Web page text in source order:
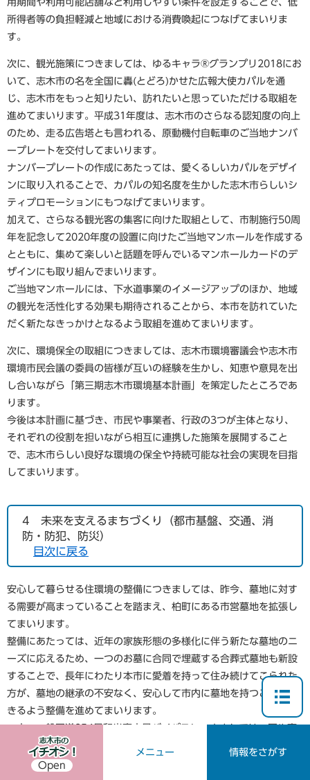
Open
メニュー 情報をさがす
所得者等の負担軽減と地域における消費喚起につなげてまいりま
す。
次に、観光施策につきましては、ゆるキャラ®グランプリ2018にお
いて、志木市の名を全国に轟(とどろ)かせた広報大使カパルを通
じ、志木市をもっと知りたい、訪れたいと思っていただける取組を
進めてまいります。平成31年度は、志木市のさらなる認知度の向上
のため、走る広告塔とも言われる、原動機付自転車のご当地ナンバ
ープレートを交付してまいります。
ナンバープレートの作成にあたっては、愛くるしいカパルをデザイ
ンに取り入れることで、カパルの知名度を生かした志木市らしいシ
ティプロモーションにもつなげてまいります。
加えて、さらなる観光客の集客に向けた取組として、市制施行50周
年を記念して2020年度の設置に向けたご当地マンホールを作成する
とともに、集めて楽しいと話題を呼んでいるマンホールカードのデ
ザインにも取り組んでまいります。
ご当地マンホールには、下水道事業のイメージアップのほか、地域
の観光を活性化する効果も期待されることから、本市を訪れていた
だく新たなきっかけとなるよう取組を進めてまいります。
次に、環境保全の取組につきましては、志木市環境審議会や志木市
環境市民会議の委員の皆様が互いの経験を生かし、知恵や意見を出
し合いながら「第三期志木市環境基本計画」を策定したところであ
ります。
今後は本計画に基づき、市民や事業者、行政の3つが主体となり、
それぞれの役割を担いながら相互に連携した施策を展開すること
で、志木市らしい良好な環境の保全や持続可能な社会の実現を目指
してまいります。
4 未来を支えるまちづくり（都市基盤、交通、消
防・防犯、防災）
目次に戻る
安心して暮らせる住環境の整備につきましては、昨今、墓地に対す
る需要が高まっていることを踏まえ、柏町にある市営墓地を拡張し
てまいります。
整備にあたっては、近年の家族形態の多様化に伴う新たな墓地のニ
ーズに応えるため、一つのお墓に合同で埋蔵する合葬式墓地も新設
することで、長年にわたり本市に愛着を持って住み続けてこられた
方が、墓地の継承の不安なく、安心して市内に墓地を持つことがで
きるよう整備を進めてまいります。
一方、一般国道254号和光富士見バイパスにつきましては、国や事
業主体である県への積極的な働きかけが実を結び、平成30年度から
袋橋通り北側115m区間において、市内では初めてとなる整備工事